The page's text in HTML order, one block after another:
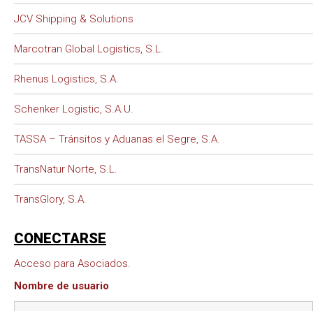
JCV Shipping & Solutions
Marcotran Global Logistics, S.L.
Rhenus Logistics, S.A.
Schenker Logistic, S.A.U.
TASSA – Tránsitos y Aduanas el Segre, S.A.
TransNatur Norte, S.L.
TransGlory, S.A.
CONECTARSE
Acceso para Asociados.
Nombre de usuario